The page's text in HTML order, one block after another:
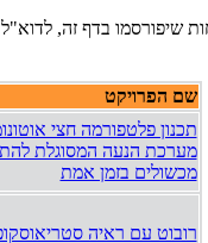
שיפורסמו בדף זה, לדוא"ל
שם הפרויקט
תכנון פלטפורמה חצי
מערכת הנעה המסוגלת
מכשולים בזמן אמת
רובוט עם ראיה